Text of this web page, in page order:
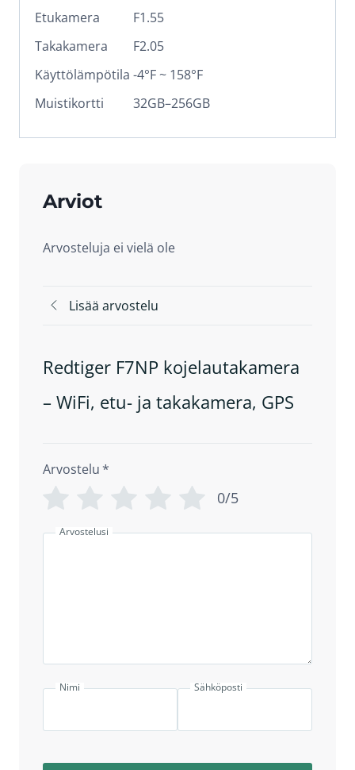
Etukamera
F1.55
Takakamera
F2.05
Käyttölämpötila -4°F ~ 158°F
Muistikortti
32GB–256GB
Arviot
Arvosteluja ei vielä ole
Lisää arvostelu
Redtiger F7NP kojelautakamera
– WiFi, etu- ja takakamera, GPS
Arvostelu *
0/5
Arvostelusi
Nimi Sähköposti